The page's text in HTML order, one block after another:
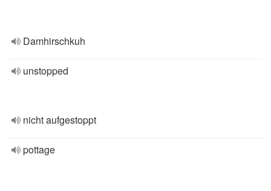
Damhirschkuh
unstopped
nicht aufgestoppt
pottage